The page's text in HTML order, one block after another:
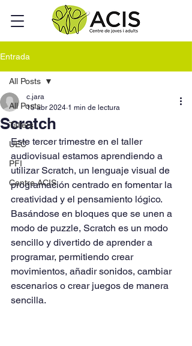
Entrada
All Posts
Tallers
UEC
PFI
Centre ACIS
All Posts
Scratch
c.jara
15 abr 2024 1 min de lectura
Este tercer trimestre en el taller
audiovisual estamos aprendiendo a
utilizar Scratch, un lenguaje visual de
programación centrado en fomentar la
creatividad y el pensamiento lógico.
Basándose en bloques que se unen a
modo de puzzle, Scratch es un modo
sencillo y divertido de aprender a
programar, permitiendo crear
movimientos, añadir sonidos, cambiar
escenarios o crear juegos de manera
sencilla.